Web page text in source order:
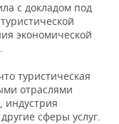
с докладом под
экономической
туристическая
отраслями
индустрия
сферы услуг.